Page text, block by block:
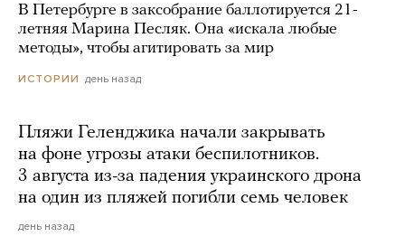
В Петербурге в заксобрание баллотируется 21-
летняя Марина Песляк. Она «искала любые
методы», чтобы агитировать за мир
ИСТОРИИ день назад
Пляжи Геленджика начали закрывать
на фоне угрозы атаки беспилотников.
3 августа из-за падения украинского дрона
на один из пляжей погибли семь человек
день назад